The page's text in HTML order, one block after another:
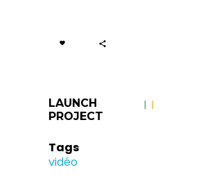
Tags
vidéo
LAUNCH
PROJECT